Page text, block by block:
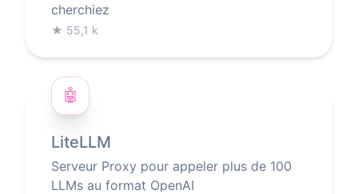
cherchiez
★ 55,1 k
🤖
LiteLLM
Serveur Proxy pour appeler plus de 100
LLMs au format OpenAI